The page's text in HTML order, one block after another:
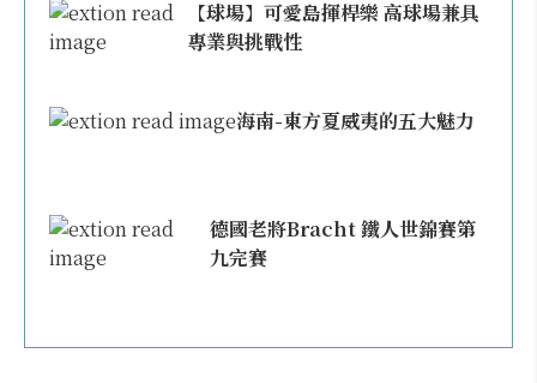
【球場】可愛島揮桿樂 高球場兼具
專業與挑戰性
海南-東方夏威夷的五大魅力
德國老將Bracht 鐵人世錦賽第
九完賽